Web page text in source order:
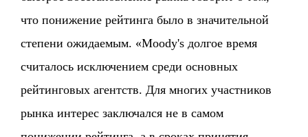
что понижение рейтинга было в значительной
степени ожидаемым. «Moody's долгое время
считалось исключением среди основных
рейтинговых агентств. Для многих участников
рынка интерес заключался не в самом